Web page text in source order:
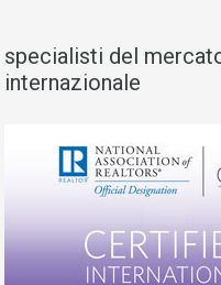
specialisti del
internazionale